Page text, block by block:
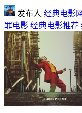
发布人 经典电影网
罪电影 经典电影推荐